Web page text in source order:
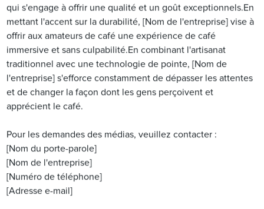
qui s'engage à offrir une qualité et un goût exceptionnels.En
mettant l'accent sur la durabilité, [Nom de l'entreprise] vise à
offrir aux amateurs de café une expérience de café
immersive et sans culpabilité.En combinant l'artisanat
traditionnel avec une technologie de pointe, [Nom de
l'entreprise] s'efforce constamment de dépasser les attentes
et de changer la façon dont les gens perçoivent et
apprécient le café.
Pour les demandes des médias, veuillez contacter :
[Nom du porte-parole]
[Nom de l'entreprise]
[Numéro de téléphone]
[Adresse e-mail]